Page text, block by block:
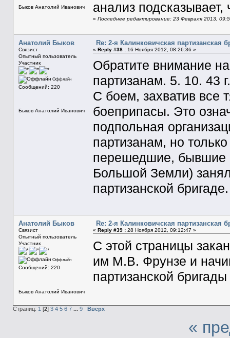
Быков Анатолий Иванович
анализ
« Последнее редактирование: 23 Февраля 2013,
Анатолий Быков
Связист
Опытный пользователь
Участник
Оффлайн
Сообщений: 220
Быков Анатолий Иванович
Re: 2-я Калинковичская партизанская
« Reply #38 :16 Ноября 2012, 08:26:36 »
Обратите внимание
партизанам. 5. 10. 43
С боем, захватив все
боеприпасы. Это
подпольная
партизанам, но
перешедшие, бывшие
Большой Земли)
партизанской
Анатолий Быков
Связист
Опытный пользователь
Участник
Оффлайн
Сообщений: 220
Быков Анатолий Иванович
Re: 2-я Калинковичская партизанская
« Reply #39 :28 Ноября 2012, 09:12:47 »
С этой страницы
им М.В. Фрунзе и
партизанской
Страниц: 1 [2] 3 4 5 6 7 ... 9 Вверх
«